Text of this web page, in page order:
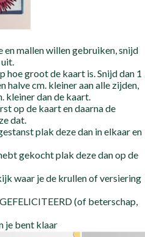
en mallen willen gebruiken, snijd
hoe groot de kaart is. Snijd dan 1
halve cm. kleiner aan alle zijden,
kleiner dan de kaart.
op de kaart en daarna de
dat.
plak deze dan in elkaar en
gekocht plak deze dan op de
waar je de krullen of versiering
(of beterschap,
je bent klaar